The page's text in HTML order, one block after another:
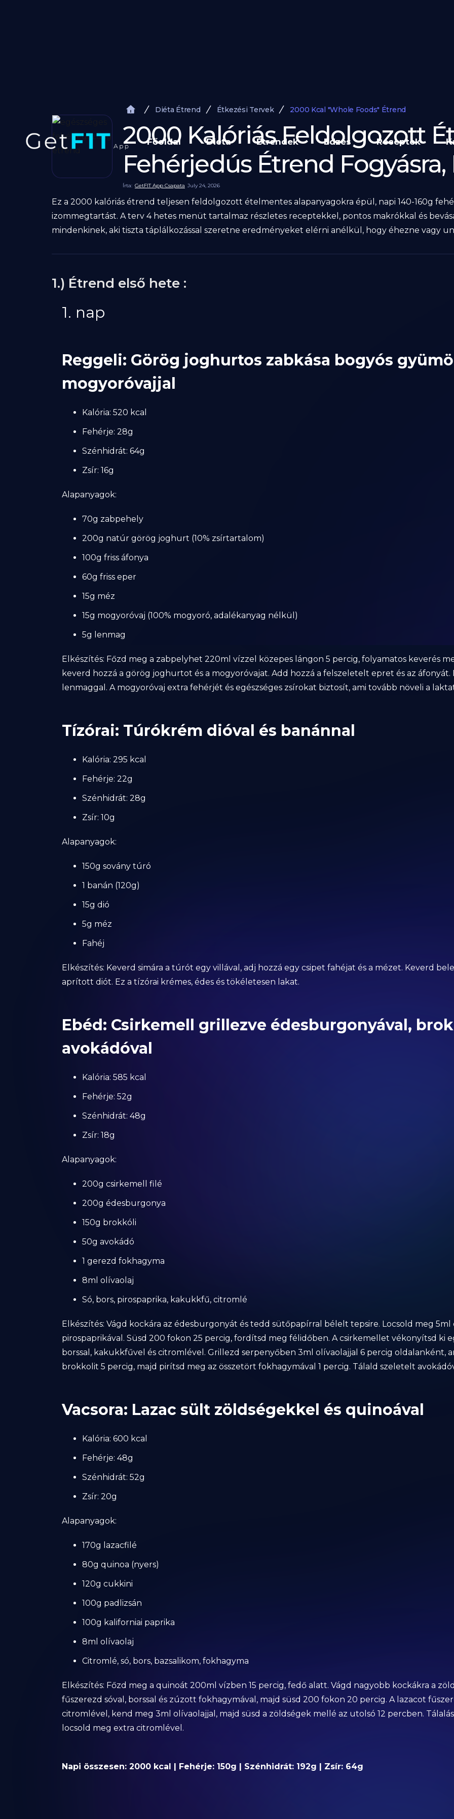
Főoldal Diéta Étrendek Edzés Receptek
Diéta Étrend Étkezési Tervek 2000 Kcal "Whole Foods" Étrend
2000 Kalóriás Feldolgozott
Fehérjedús Étrend
Írta: GetFIT App Csapata July 24, 2026
Ez a 2000 kalóriás étrend teljesen feldolgozott ételmentes alapanyagokra épül, napi 140-160g
izommegtartást. A terv 4 hetes menüt tartalmaz részletes receptekkel, pontos makrókkal és
mindenkinek, aki tiszta táplálkozással szeretne eredményeket elérni anélkül, hogy éhezne vagy
1.) Étrend első hete :
1. nap
Reggeli: Görög joghurtos zabkása bogyós
mogyoróvajjal
Kalória: 520 kcal
Fehérje: 28g
Szénhidrát: 64g
Zsír: 16g
Alapanyagok:
70g zabpehely
200g natúr görög joghurt (10% zsírtartalom)
100g friss áfonya
60g friss eper
15g méz
15g mogyoróvaj (100% mogyoró, adalékanyag nélkül)
5g lenmag
Elkészítés: Főzd meg a zabpelyhet 220ml vízzel közepes lángon 5 percig, folyamatos keverés
keverd hozzá a görög joghurtot és a mogyoróvajat. Add hozzá a felszeletelt epret és az
lenmaggal. A mogyoróvaj extra fehérjét és egészséges zsírokat biztosít, ami tovább növeli a
Tízórai: Túrókrém dióval és banánnal
Kalória: 295 kcal
Fehérje: 22g
Szénhidrát: 28g
Zsír: 10g
Alapanyagok:
150g sovány túró
1 banán (120g)
15g dió
5g méz
Fahéj
Elkészítés: Keverd simára a túrót egy villával, adj hozzá egy csipet fahéjat és a mézet. Keverd
aprított diót. Ez a tízórai krémes, édes és tökéletesen lakat.
Ebéd: Csirkemell grillezve édesburgonyával,
avokádóval
Kalória: 585 kcal
Fehérje: 52g
Szénhidrát: 48g
Zsír: 18g
Alapanyagok:
200g csirkemell filé
200g édesburgonya
150g brokkóli
50g avokádó
1 gerezd fokhagyma
8ml olívaolaj
Só, bors, pirospaprika, kakukkfű, citromlé
Elkészítés: Vágd kockára az édesburgonyát és tedd sütőpapírral bélelt tepsire. Locsold meg 5ml
pirospaprikával. Süsd 200 fokon 25 percig, fordítsd meg félidőben. A csirkemellet vékonyítsd ki
borssal, kakukkfűvel és citromlével. Grillezd serpenyőben 3ml olívaolajjal 6 percig oldalanként,
brokkolit 5 percig, majd pirítsd meg az összetört fokhagymával 1 percig. Tálald szeletelt
Vacsora: Lazac sült zöldségekkel és quinoával
Kalória: 600 kcal
Fehérje: 48g
Szénhidrát: 52g
Zsír: 20g
Alapanyagok:
170g lazacfilé
80g quinoa (nyers)
120g cukkini
100g padlizsán
100g kaliforniai paprika
8ml olívaolaj
Citromlé, só, bors, bazsalikom, fokhagyma
Elkészítés: Főzd meg a quinoát 200ml vízben 15 percig, fedő alatt. Vágd nagyobb kockákra a
fűszerezd sóval, borssal és zúzott fokhagymával, majd süsd 200 fokon 20 percig. A lazacot
citromlével, kend meg 3ml olívaolajjal, majd süsd a zöldségek mellé az utolsó 12 percben.
locsold meg extra citromlével.
Napi összesen: 2000 kcal | Fehérje: 150g | Szénhidrát: 192g | Zsír: 64g